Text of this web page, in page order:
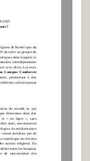
- 2025
& Numérique du
de créer un groupe de
dans lesquels le
interdépendante
et le divin. Les trois
Campus  Condorcet
permettant  à  des
réfléchir collectivement
du  monde  et,  par
désormais  dans  des
et « en  ligne »,  sans
ainsi, une mutation
de médiatisation
voient enrichies par de
numérique est devenu
savoirs religieux. En
entre les humains
de  structuration  des